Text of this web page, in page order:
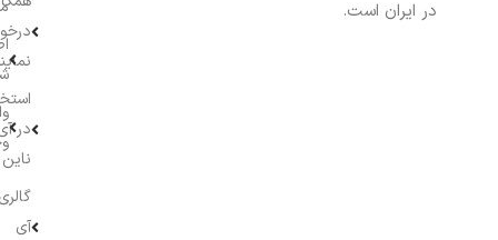
در ایران است.
در
ناین
آی